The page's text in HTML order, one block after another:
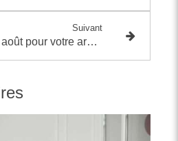
Suivant
Ce qui change en août pour votre argent